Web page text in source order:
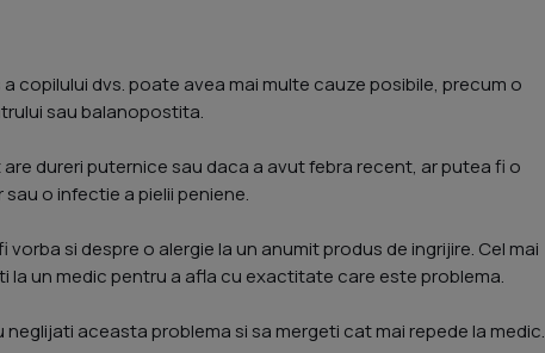
copilului dvs. poate avea mai multe cauze posibile, precum o
sau balanopostita.
dureri puternice sau daca a avut febra recent, ar putea fi o
o infectie a pielii peniene.
vorba si despre o alergie la un anumit produs de ingrijire. Cel mai
la un medic pentru a afla cu exactitate care este problema.
neglijati aceasta problema si sa mergeti cat mai repede la medic.